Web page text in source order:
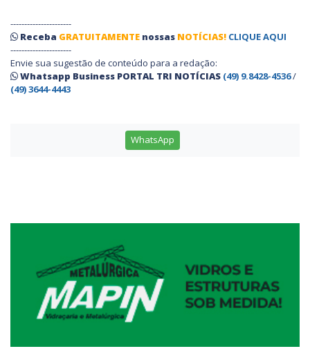
----------------------
Receba GRATUITAMENTE nossas NOTÍCIAS! CLIQUE AQUI
----------------------
Envie sua sugestão de conteúdo para a redação:
Whatsapp Business PORTAL TRI NOTÍCIAS (49) 9.8428-4536/
(49) 3644-4443
WhatsApp